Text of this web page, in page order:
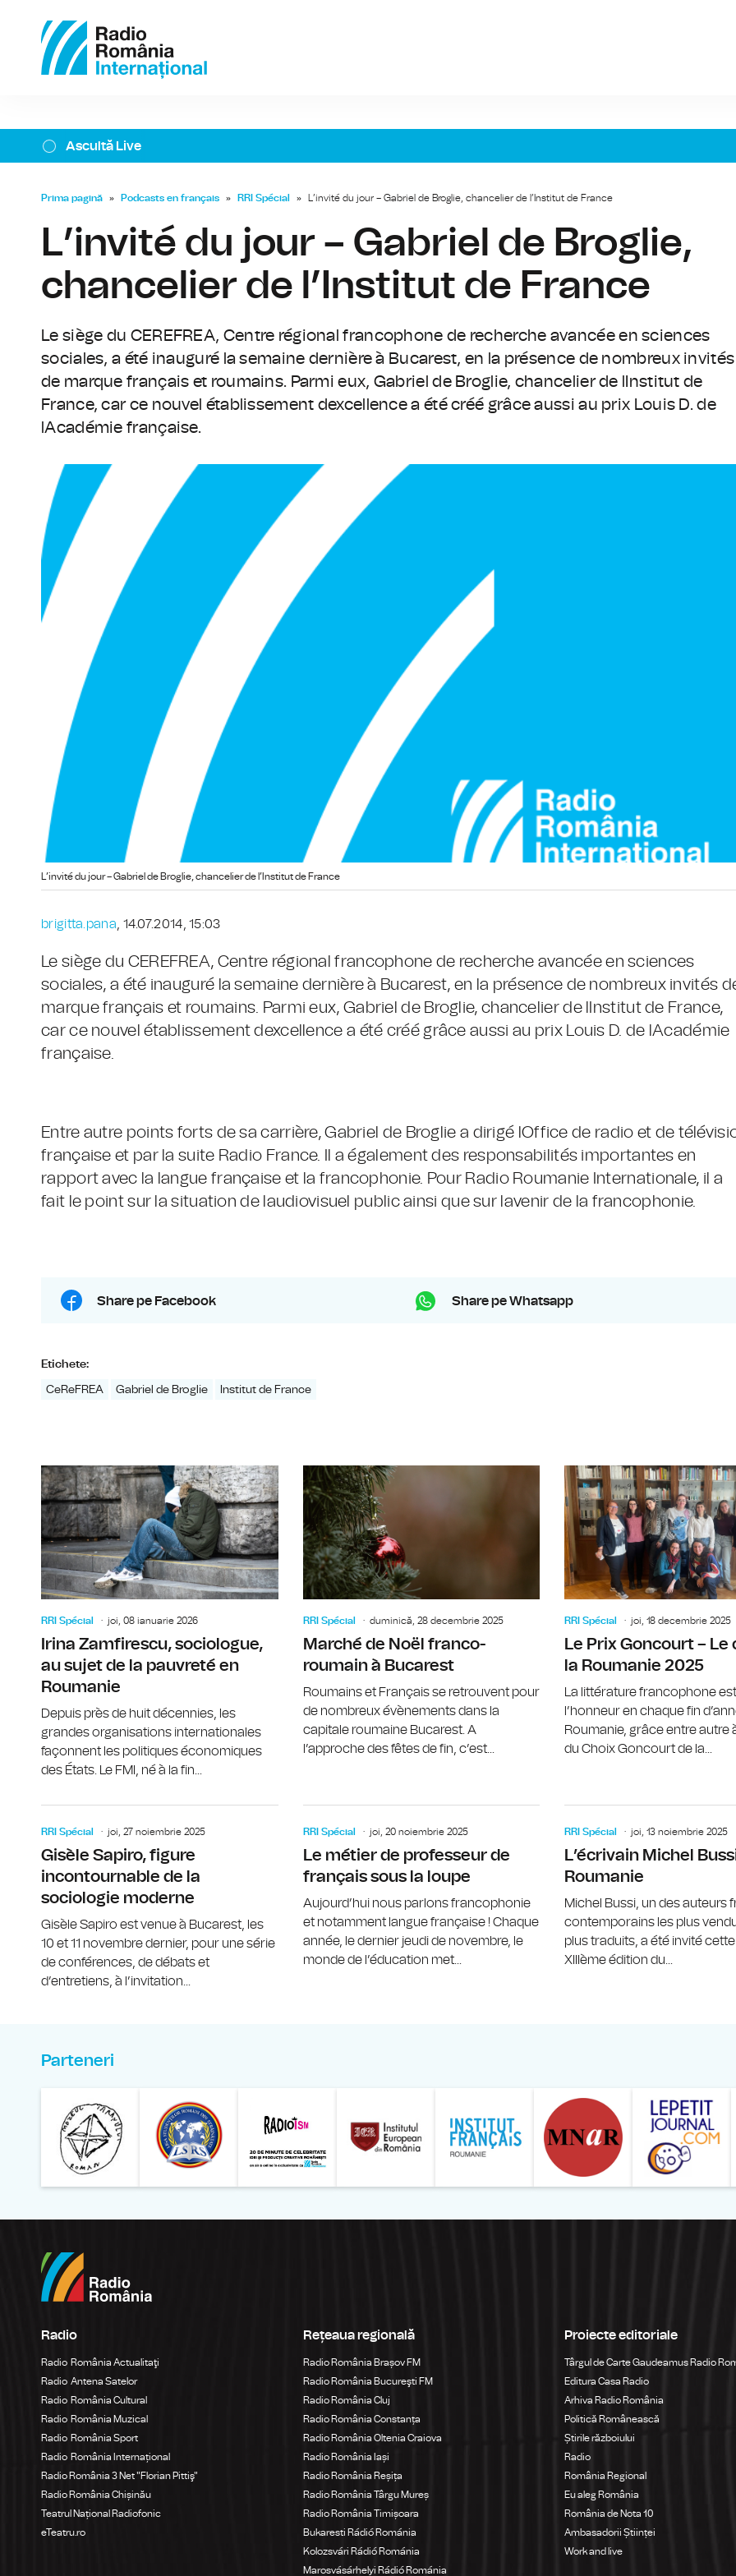
Ascultă Live
Prima pagină » Podcasts en français » RRI Spécial » L’invité du jour – Gabriel de Broglie, chancelier de l’Institut de France
L’invité du jour – Gabriel de Broglie,
chancelier de l’Institut de France
Le siège du CEREFREA, Centre régional francophone de recherche avancée en sciences
sociales, a été inauguré la semaine dernière à Bucarest, en la présence de nombreux invités
de marque français et roumains. Parmi eux, Gabriel de Broglie, chancelier de lInstitut de
France, car ce nouvel établissement dexcellence a été créé grâce aussi au prix Louis D. de
lAcadémie française.
L’invité du jour – Gabriel de Broglie, chancelier de l’Institut de France
brigitta.pana, 14.07.2014, 15:03
Le siège du CEREFREA, Centre régional francophone de recherche avancée en sciences
sociales, a été inauguré la semaine dernière à Bucarest, en la présence de nombreux invités
marque français et roumains. Parmi eux, Gabriel de Broglie, chancelier de lInstitut de France,
car ce nouvel établissement dexcellence a été créé grâce aussi au prix Louis D. de lAcadémie
française.
Entre autre points forts de sa carrière, Gabriel de Broglie a dirigé lOffice de radio et de
française et par la suite Radio France. Il a également des responsabilités importantes en
rapport avec la langue française et la francophonie. Pour Radio Roumanie Internationale, il a
fait le point sur la situation de laudiovisuel public ainsi que sur lavenir de la francophonie.
Share pe Facebook Share pe Whatsapp
Etichete:
CeReFREA Gabriel de Broglie Institut de France
RRI Spécial joi, 08 ianuarie 2026
Irina Zamfirescu, sociologue,
au sujet de la pauvreté en
Roumanie
Depuis près de huit décennies, les
grandes organisations internationales
façonnent les politiques économiques
des États. Le FMI, né à la fin...
Irina Zamfirescu, sociologue, au
RRI Spécial duminică, 28 decembrie 2025
Marché de Noël franco-
roumain à Bucarest
Roumains et Français se retrouvent pour
de nombreux évènements dans la
capitale roumaine Bucarest. A
l’approche des fêtes de fin, c’est...
RRI Spécial joi, 18 decembrie 2025
Le Prix Goncourt – Le
la Roumanie 2025
La littérature francophone
l’honneur en chaque fin
Roumanie, grâce entre autre
du Choix Goncourt de la...
RRI Spécial joi, 27 noiembrie 2025
Gisèle Sapiro, figure
incontournable de la
sociologie moderne
Gisèle Sapiro est venue à Bucarest, les
10 et 11 novembre dernier, pour une série
de conférences, de débats et
d’entretiens, à l’invitation...
RRI Spécial joi, 20 noiembrie 2025
Le métier de professeur de
français sous la loupe
Aujourd’hui nous parlons francophonie
et notamment langue française ! Chaque
année, le dernier jeudi de novembre, le
monde de l’éducation met...
RRI Spécial joi, 13 noiembrie 2025
L’écrivain Michel
Roumanie
Michel Bussi, un des auteurs
contemporains les plus
plus traduits, a été invité
XIIIème édition du...
Parteneri
Liga Studentilor Romani din Strainatate - LSRS
Modernism | The Leading Romanian Art Magazine
Institului European din România
Institutul
Radio
Radio România Actualitaţi
Radio Antena Satelor
Radio România Cultural
Radio România Muzical
Radio România Sport
Radio România Internațional
Radio România 3 Net "Florian Pittiş"
Radio România Chișinău
Teatrul Național Radiofonic
eTeatru.ro
Rețeaua regională
Radio România Brașov FM
Radio România Bucureşti FM
Radio România Cluj
Radio România Constanța
Radio România Oltenia Craiova
Radio România Iași
Radio România Reșița
Radio România Târgu Mureș
Radio România Timișoara
Bukaresti Rádió Románia
Kolozsvári Rádió Románia
Marosvásárhelyi Rádió Románia
Proiecte editoriale
Târgul de Carte Gaudeamus Radio
Editura Casa Radio
Arhiva Radio România
Politică Românească
Știrile războiului
Radio
România Regional
Eu aleg România
România de Nota 10
Ambasadorii Științei
Work and live